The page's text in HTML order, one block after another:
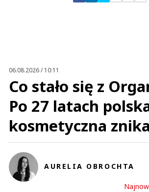
Zostaw swoje
06.08.2026 / 10:11
Co stało się z
Po 27 latach
kosmetyczna
AURELIA OBROCHTA